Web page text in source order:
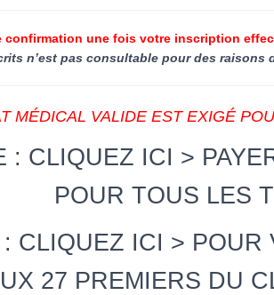
confirmation une fois votre inscription
n’est pas consultable pour des raisons
MÉDICAL VALIDE EST EXIGÉ
: CLIQUEZ ICI >
POUR TOUS LES
CLIQUEZ ICI >
27 PREMIERS DU